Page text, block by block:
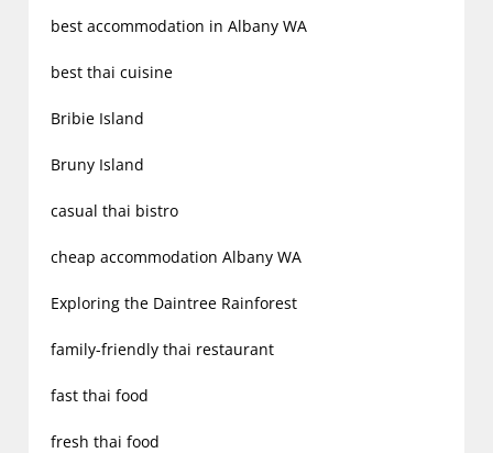
best accommodation in Albany WA
best thai cuisine
Bribie Island
Bruny Island
casual thai bistro
cheap accommodation Albany WA
Exploring the Daintree Rainforest
family-friendly thai restaurant
fast thai food
fresh thai food